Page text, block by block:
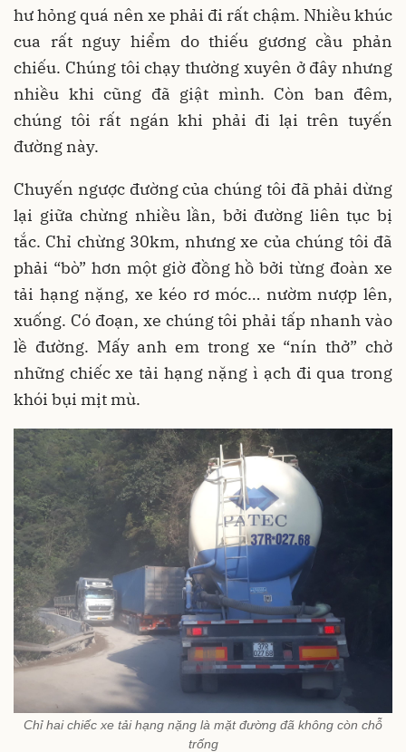
hư hỏng quá nên xe phải đi rất chậm. Nhiều khúc
cua rất nguy hiểm do thiếu gương cầu phản
chiếu. Chúng tôi chạy thường xuyên ở đây nhưng
nhiều khi cũng đã giật mình. Còn ban đêm,
chúng tôi rất ngán khi phải đi lại trên tuyến
đường này.
Chuyến ngược đường của chúng tôi đã phải dừng
lại giữa chừng nhiều lần, bởi đường liên tục bị
tắc. Chỉ chừng 30km, nhưng xe của chúng tôi đã
phải “bò” hơn một giờ đồng hồ bởi từng đoàn xe
tải hạng nặng, xe kéo rơ móc… nườm nượp lên,
xuống. Có đoạn, xe chúng tôi phải tấp nhanh vào
lề đường. Mấy anh em trong xe “nín thở” chờ
những chiếc xe tải hạng nặng ì ạch đi qua trong
khói bụi mịt mù.
Chỉ hai chiếc xe tải hạng nặng là mặt đường đã không còn chỗ
trống